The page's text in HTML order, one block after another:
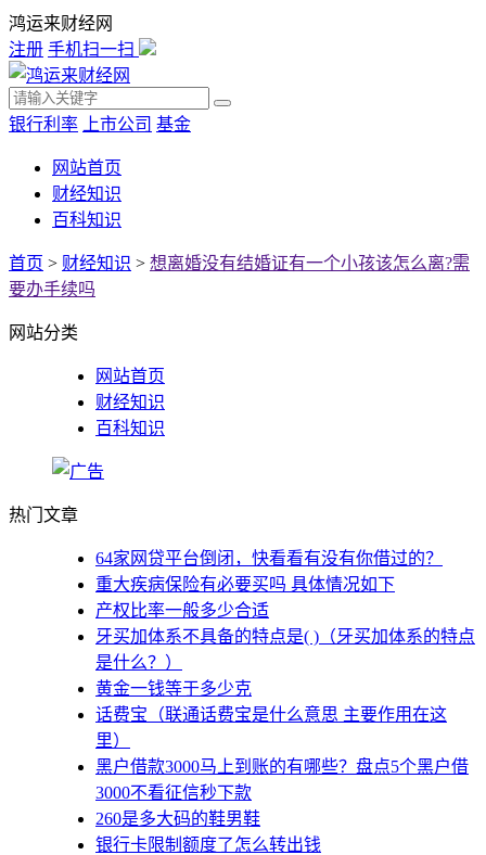
鸿运来财经网
注册 手机扫一扫
银行利率 上市公司 基金
网站首页
财经知识
百科知识
首页 > 财经知识 > 想离婚没有结婚证有一个小孩该怎么离?需
要办手续吗
网站分类
网站首页
财经知识
百科知识
热门文章
64家网贷平台倒闭，快看看有没有你借过的？
重大疾病保险有必要买吗 具体情况如下
产权比率一般多少合适
牙买加体系不具备的特点是( )（牙买加体系的特点
是什么？）
黄金一钱等于多少克
话费宝（联通话费宝是什么意思 主要作用在这
里）
黑户借款3000马上到账的有哪些？盘点5个黑户借
3000不看征信秒下款
260是多大码的鞋男鞋
银行卡限制额度了怎么转出钱